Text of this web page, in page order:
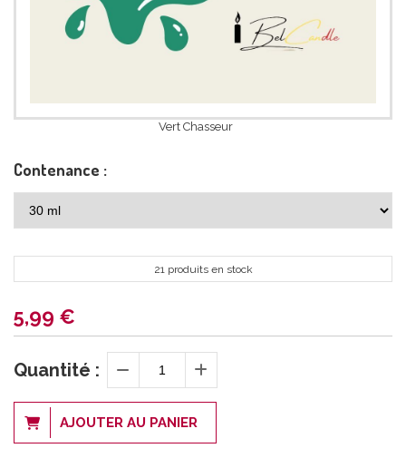
Vert Chasseur
Contenance :
21 produits en stock
5,99 €
Quantité :
AJOUTER AU PANIER